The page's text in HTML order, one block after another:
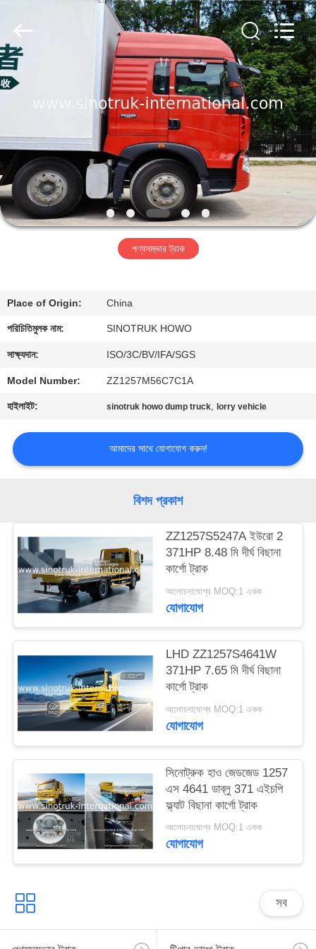
বাড়ি
আমাদের
সম্বন্ধে
কারখানা
গুণমান
নিয়ন্ত্রণ
আমাদের
সাথে
একটি
করুন
সাইট
ম্যাপ
গোপনীয়তা
নীতি
LTD..
Rights
Reserved.
পণ্যসম্ভার ট্রাক
Place of Origin: China
পরিচিতিমুলক নাম: SINOTRUK HOWO
সাক্ষ্যদান: ISO/3C/BV/IFA/SGS
Model Number: ZZ1257M56C7C1A
হাইলাইট: sinotruk howo dump truck, lorry vehicle
আমাদের সাথে যোগাযোগ করুন!
বিশদ প্রকাশ
ZZ1257S5247A ইউরো 2
371HP 8.48 মি দীর্ঘ বিছানা
কার্গো ট্রাক
আলোচনাযোগ্য MOQ:1 একক
যোগাযোগ
LHD ZZ1257S4641W
371HP 7.65 মি দীর্ঘ বিছানা
কার্গো ট্রাক
আলোচনাযোগ্য MOQ:1 একক
যোগাযোগ
সিনোট্রুক হাও জেডজেড 1257
এস 4641 ডাব্লু 371 এইচপি
ফ্ল্যাট বিছানা কার্গো ট্রাক
আলোচনাযোগ্য MOQ:1 একক
যোগাযোগ
সব